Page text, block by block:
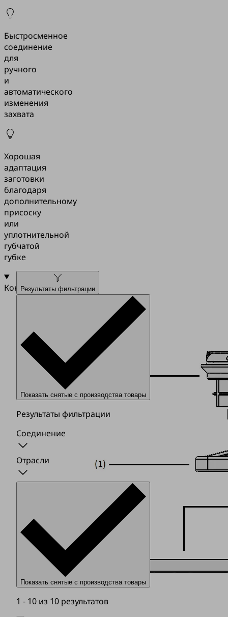
Быстросменное
соединение
для
ручного
и
автоматического
изменения
захвата
Хорошая
адаптация
заготовки
благодаря
дополнительному
присоску
или
уплотнительной
губчатой
губке
Конструкция
Результаты фильтрации
Показать снятые с производства товары
Результаты фильтрации
Соединение
Отрасли
Показать снятые с производства товары
1 - 10 из 10 результатов